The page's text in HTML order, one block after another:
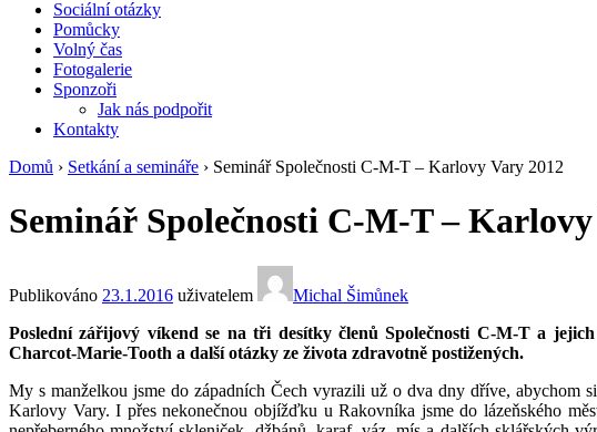
Sociální otázky
Pomůcky
Volný čas
Fotogalerie
Sponzoři
Jak nás podpořit
Kontakty
Domů › Setkání a semináře › Seminář Společnosti C-M-T – Karlovy Vary 2012
Seminář Společnosti C-M-T – Karlovy
Publikováno 23.1.2016 uživatelem
Michal Šimůnek
Poslední zářijový víkend se na tři desítky členů Společnosti C-M-T a
Charcot-Marie-Tooth a další otázky ze života zdravotně postižených.
My s manželkou jsme do západních Čech vyrazili už o dva dny dříve, abychom
Karlovy Vary. I přes nekonečnou objížďku u Rakovníka jsme do lázeňského